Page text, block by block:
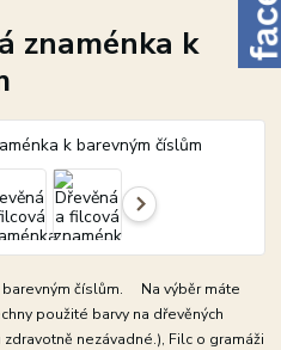
znaménka k
barevným číslům. Na výběr máte
použité barvy na dřevěných
nezávadné.), Filc o gramáži